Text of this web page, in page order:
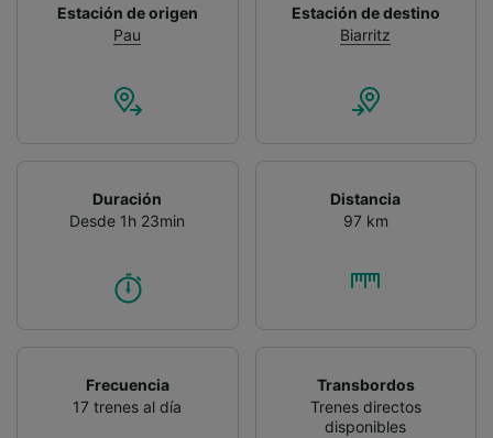
Estación de origen
Pau
Estación de destino
Biarritz
Duración
Desde 1h 23min
Distancia
97 km
Frecuencia
17 trenes al día
Transbordos
Trenes directos
disponibles